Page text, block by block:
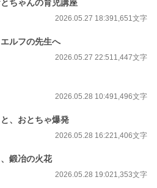
ちゃんの育児講座
2026.05.27 18:391,651文字
ルフの先生へ
2026.05.27 22:511,447文字
2026.05.28 10:491,496文字
、おとちゃ爆発
2026.05.28 16:221,406文字
鍛冶の火花
2026.05.28 19:021,353文字